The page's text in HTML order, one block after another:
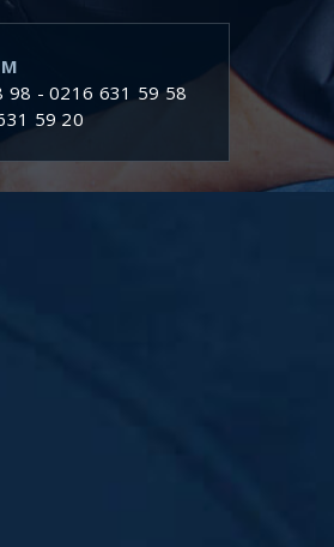
98 - 0216 631 59 58
59 20